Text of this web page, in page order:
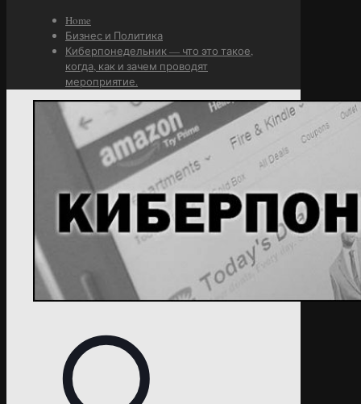
Home
Бизнес и Политика
Киберпонедельник — что это такое,
когда, как и зачем проводят
мероприятие.